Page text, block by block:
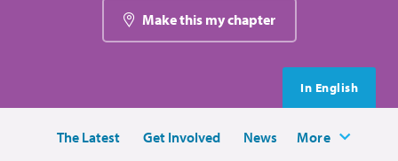
Make this my chapter
In English
The Latest Get Involved News More